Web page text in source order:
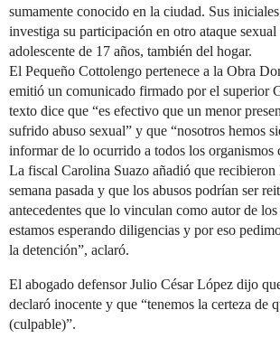
sumamente conocido en la ciudad. Sus
investiga su participación en otro ataque sexual
adolescente de 17 años, también del hogar.
El Pequeño Cottolengo pertenece a la Obra
emitió un comunicado firmado por el superior
texto dice que “es efectivo que un menor
sufrido abuso sexual” y que “nosotros hemos
informar de lo ocurrido a todos los organismos
La fiscal Carolina Suazo añadió que recibieron
semana pasada y que los abusos podrían ser
antecedentes que lo vinculan como autor de
estamos esperando diligencias y por eso
la detención”, aclaró.
El abogado defensor Julio César López dijo
declaró inocente y que “tenemos la certeza de
(culpable)”.